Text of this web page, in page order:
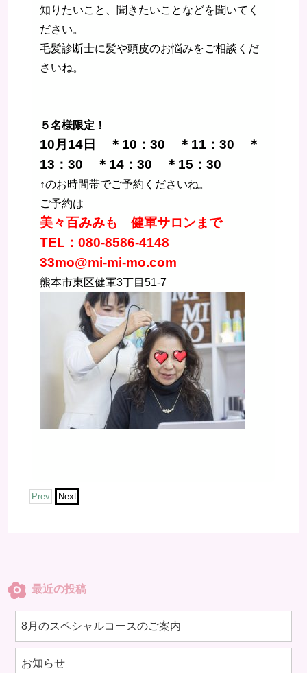
知りたいこと、聞きたいことなどを聞いてく
ださい。
毛髪診断士に髪や頭皮のお悩みをご相談くだ
さいね。
５名様限定！
10月14日 ＊10：30 ＊11：30 ＊
13：30 ＊14：30 ＊15：30
↑のお時間帯でご予約くださいね。
ご予約は
美々百みみも 健軍サロンまで
TEL：080-8586-4148
33mo@mi-mi-mo.com
熊本市東区健軍3丁目51-7
Prev Next
最近の投稿
8月のスペシャルコースのご案内
お知らせ